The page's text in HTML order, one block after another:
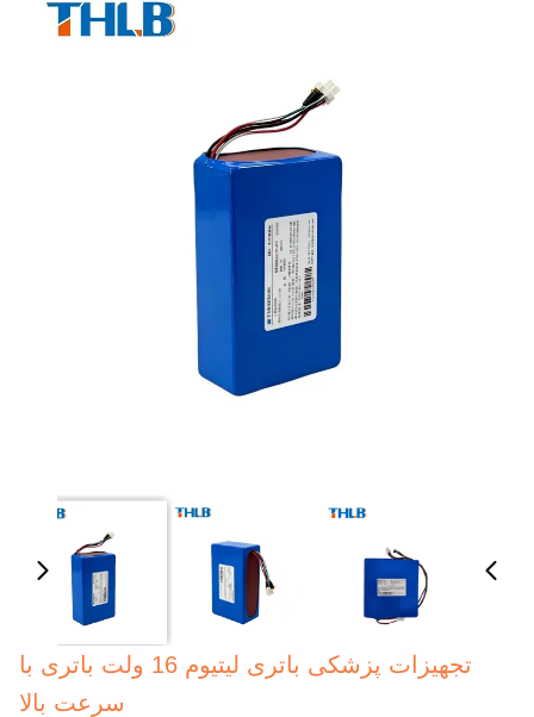
تجهیزات پزشکی باتری لیتیوم 16 ولت باتری با
سرعت بالا